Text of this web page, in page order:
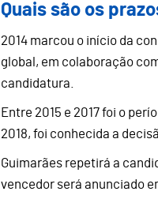
Quais são os
2014 marcou o início da
global, em colaboração
candidatura.
Entre 2015 e 2017 foi o
2018, foi conhecida a
Guimarães repetirá a
vencedor será anunciado